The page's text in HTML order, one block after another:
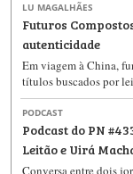
LU MAGALHÃES
Futuros
autenticidade
Em viagem à China,
títulos buscados por
PODCAST
Podcast do PN
Leitão e Uirá
Conversa entre dois